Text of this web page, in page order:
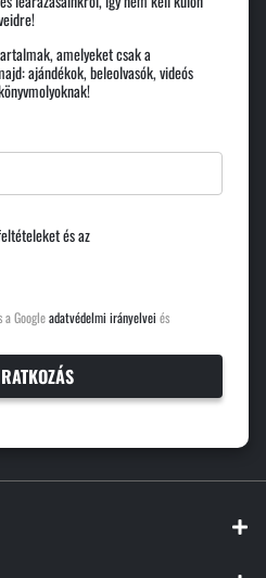
amelyeket csak a
ajándékok, beleolvasók, videós
és az
a Googleadatvédelmi irányelvei és